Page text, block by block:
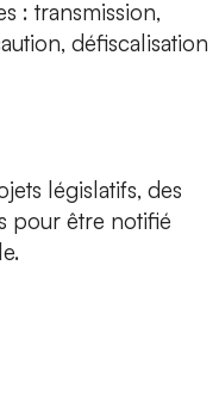
: transmission,
défiscalisation
législatifs, des
pour être notifié